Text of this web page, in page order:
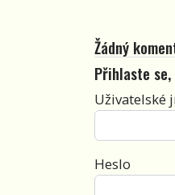
Žádný
Přihlaste
Uživatelské
Heslo